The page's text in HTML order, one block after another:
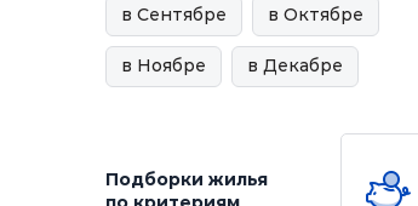
в Сентябре в Октябре
в Ноябре в Декабре
Подборки жилья